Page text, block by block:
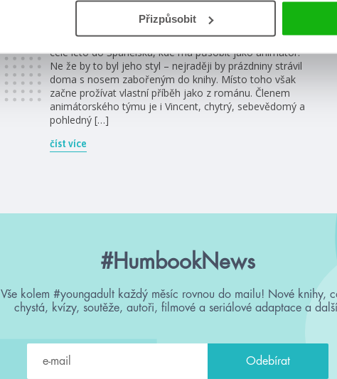
Přizpůsobit
řádky (čte Daniel Krejčík)
Osmnáctiletý Denis se svou přítelkyní Vendy odjíždí na
celé léto do Španělska, kde má působit jako animátor.
Ne že by to byl jeho styl – nejraději by prázdniny strávil
doma s nosem zabořeným do knihy. Místo toho však
začne prožívat vlastní příběh jako z románu. Členem
animátorského týmu je i Vincent, chytrý, sebevědomý a
pohledný […]
číst více
#HumbookNews
Vše kolem #youngadult každý měsíc rovnou do mailu! Nové knihy,
chystá, kvízy, soutěže, autoři, filmové a seriálové adaptace a